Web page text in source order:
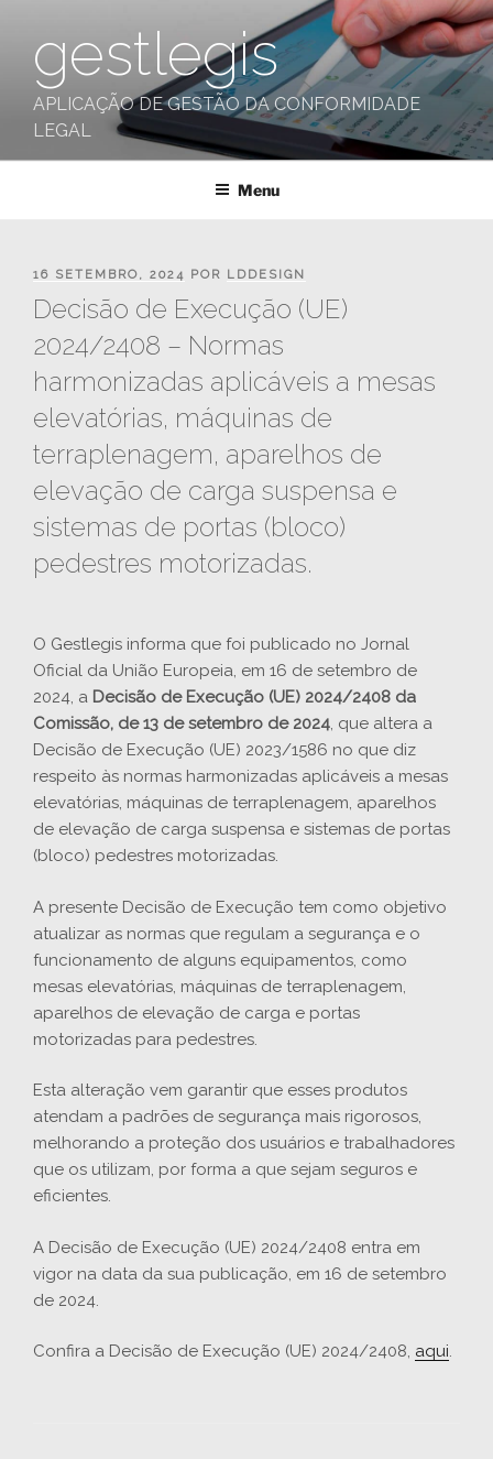
conteúdo
gestlegis
APLICAÇÃO DE GESTÃO DA CONFORMIDADE
LEGAL
Menu
PUBLICADO
EM
16 SETEMBRO, 2024 POR LDDESIGN
Decisão de Execução (UE)
2024/2408 – Normas
harmonizadas aplicáveis a mesas
elevatórias, máquinas de
terraplenagem, aparelhos de
elevação de carga suspensa e
sistemas de portas (bloco)
pedestres motorizadas.
O Gestlegis informa que foi publicado no Jornal
Oficial da União Europeia, em 16 de setembro de
2024, a Decisão de Execução (UE) 2024/2408 da
Comissão, de 13 de setembro de 2024, que altera a
Decisão de Execução (UE) 2023/1586 no que diz
respeito às normas harmonizadas aplicáveis a mesas
elevatórias, máquinas de terraplenagem, aparelhos
de elevação de carga suspensa e sistemas de portas
(bloco) pedestres motorizadas.
A presente Decisão de Execução tem como objetivo
atualizar as normas que regulam a segurança e o
funcionamento de alguns equipamentos, como
mesas elevatórias, máquinas de terraplenagem,
aparelhos de elevação de carga e portas
motorizadas para pedestres.
Esta alteração vem garantir que esses produtos
atendam a padrões de segurança mais rigorosos,
melhorando a proteção dos usuários e trabalhadores
que os utilizam, por forma a que sejam seguros e
eficientes.
A Decisão de Execução (UE) 2024/2408 entra em
vigor na data da sua publicação, em 16 de setembro
de 2024.
Confira a Decisão de Execução (UE) 2024/2408, aqui.